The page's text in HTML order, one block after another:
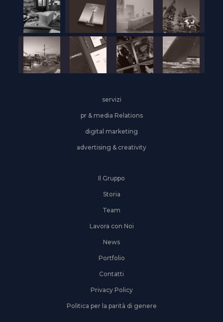
servizi
pr & media Relations
digital marketing
advertising & creativity
Il Gruppo
Storia
Team
Lavora con Noi
News
Portfolio
Contatti
Privacy Policy
Politica per la parità di genere